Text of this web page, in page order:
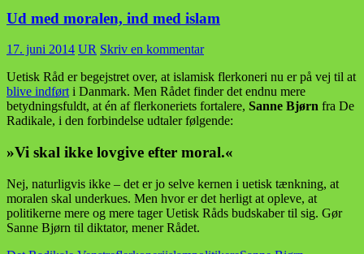
Ud med moralen, ind med islam
17. juni 2014 UR Skriv en kommentar
Uetisk Råd er begejstret over, at islamisk flerkoneri nu er på vej til at
blive indført i Danmark. Men Rådet finder det endnu mere
betydningsfuldt, at én af flerkoneriets fortalere, Sanne Bjørn fra De
Radikale, i den forbindelse udtaler følgende:
»Vi skal ikke lovgive efter moral.«
Nej, naturligvis ikke – det er jo selve kernen i uetisk tænkning, at
moralen skal underkues. Men hvor er det herligt at opleve, at
politikerne mere og mere tager Uetisk Råds budskaber til sig. Gør
Sanne Bjørn til diktator, mener Rådet.